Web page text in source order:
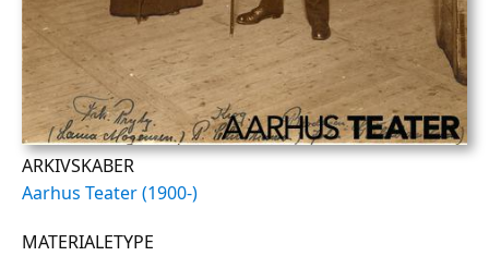
ARKIVSKABER
Aarhus Teater (1900-)
MATERIALETYPE